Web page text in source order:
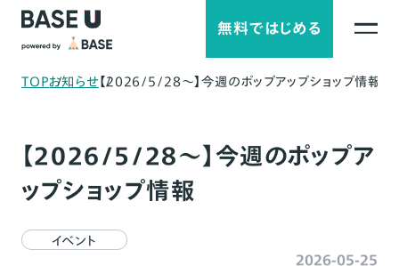
無料ではじめる
TOPお知らせ【2026/5/28～】今週のポップアップショップ情報
【2026/5/28～】今週のポップア
ップショップ情報
イベント
2026-05-25